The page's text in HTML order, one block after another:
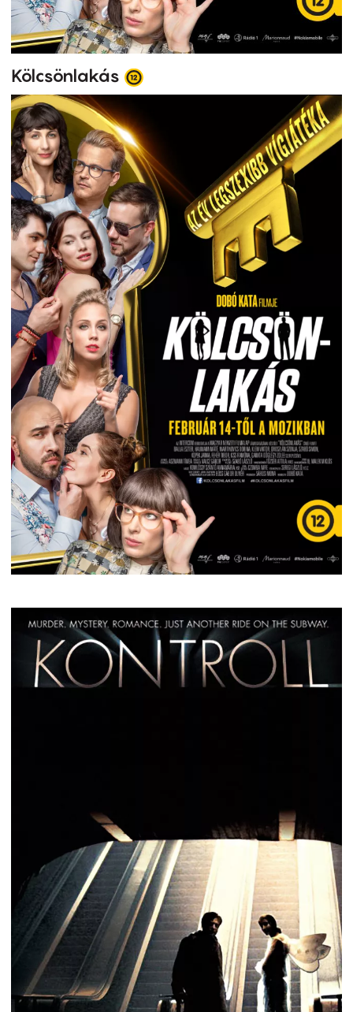
Kölcsönlakás